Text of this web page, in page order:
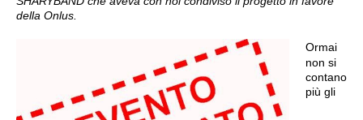
della Onlus.
Ormai
non si
contano
più gli